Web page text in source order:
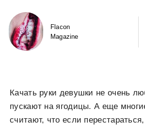
Flacon
Magazine
Качать руки девушки не очень
пускают на ягодицы. А еще
считают, что если